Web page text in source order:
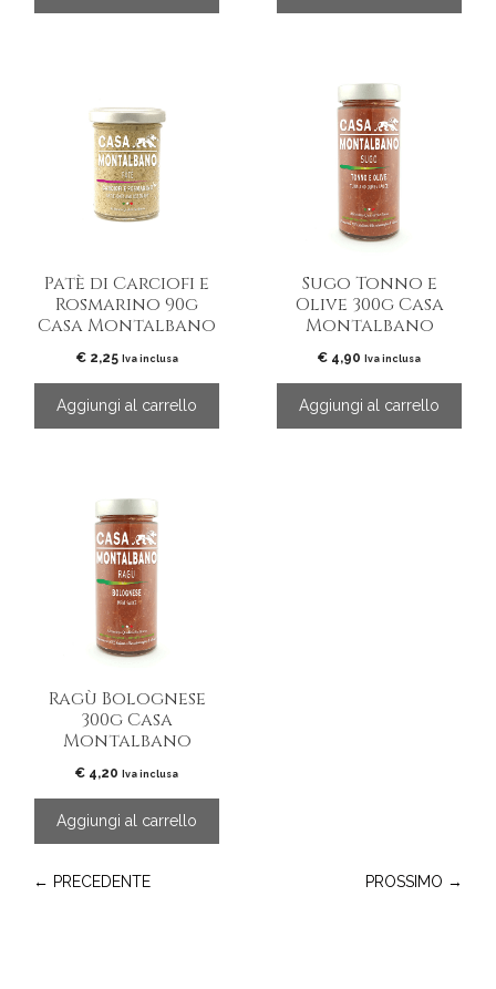
Patè di Carciofi e
Rosmarino 90g
Casa Montalbano
€2,25 Iva inclusa
Aggiungi al carrello
Sugo Tonno e
Olive 300g Casa
Montalbano
€ 4,90 Iva inclusa
Aggiungi al carrello
Ragù Bolognese
300g Casa
Montalbano
€ 4,20 Iva inclusa
Aggiungi al carrello
← PRECEDENTE PROSSIMO →